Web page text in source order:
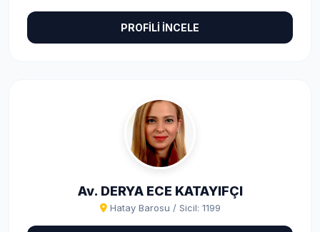
PROFİLİ İNCELE
Av. DERYA ECE KATAYIFÇI
Hatay Barosu / Sicil: 1199